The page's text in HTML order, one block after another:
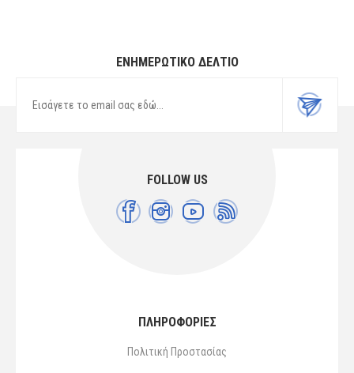
ΕΝΗΜΕΡΩΤΙΚΌ ΔΕΛΤΊΟ
FOLLOW US
ΠΛΗΡΟΦΟΡΙΕΣ
Πολιτική Προστασίας